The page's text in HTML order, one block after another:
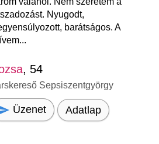
Nyugodt,
barátságos. A
, 54
Sepsiszentgyörgy
Üzenet Adatlap